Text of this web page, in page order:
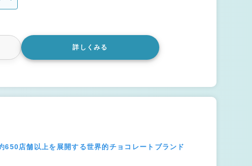
詳しくみる
店舗以上を展開する世界的チョコレートブランド